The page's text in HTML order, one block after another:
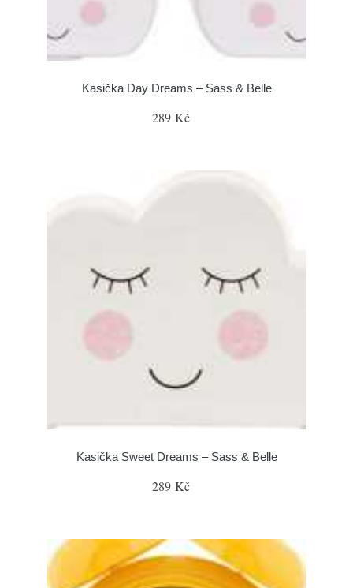
Kasička Day Dreams – Sass & Belle
289 Kč
Kasička Sweet Dreams – Sass & Belle
289 Kč